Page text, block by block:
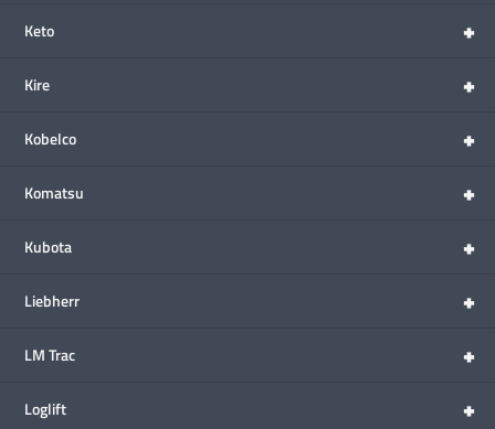
+
Keto
+
Kire
+
Kobelco
+
Komatsu
+
Kubota
+
Liebherr
+
LM Trac
+
Loglift